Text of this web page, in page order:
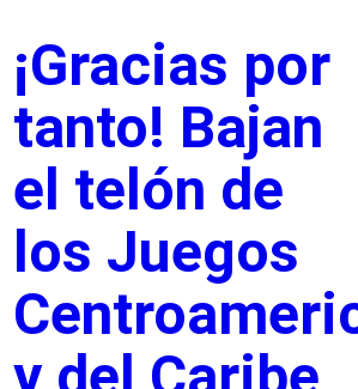
¡Gracias por
tanto! Bajan
el telón de
los Juegos